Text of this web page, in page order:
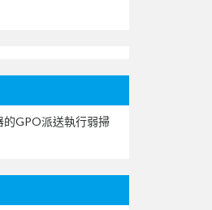
GPO派送執行弱掃